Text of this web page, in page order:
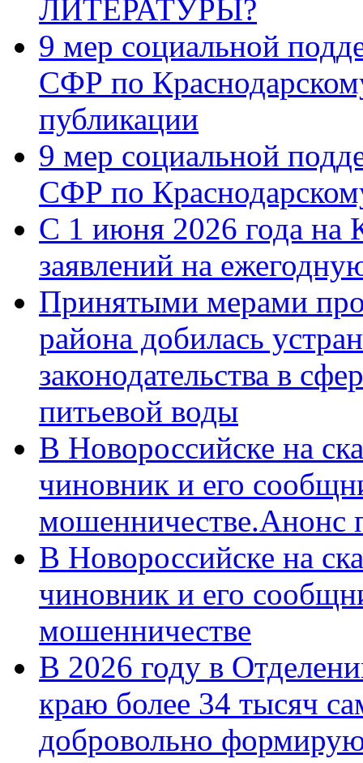
ЛИТЕРАТУРЫ?
9 мер социальной
СФР по
публикации
9 мер социальной
СФР по
С 1 июня 2026 года на
заявлений на
Принятыми мерами
района добилась
законодательства в
питьевой воды
В Новороссийске на
чиновник и его
мошенничестве.Анонс
В Новороссийске на
чиновник и его
мошенничестве
В 2026 году в
краю более 34 тысяч
добровольно